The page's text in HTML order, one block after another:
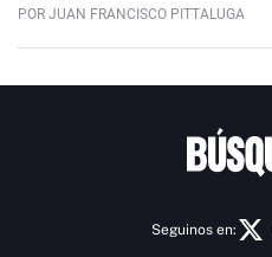
POR JUAN FRANCISCO PITTALUGA
Seguinos en: